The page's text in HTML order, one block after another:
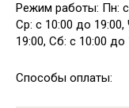
Режим работы: Пн: с
Ср: с 10:00 до 19:00,
19:00, Сб: с 10:00 до
Способы оплаты: